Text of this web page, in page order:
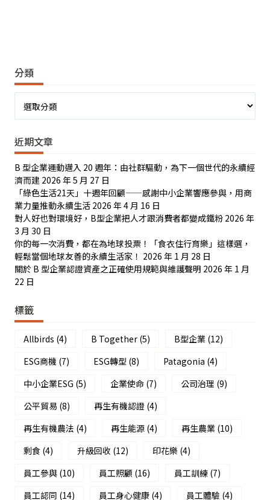
分類
類
近期文章
B 型企業運動邁入 20 週年：由社群驅動，為下一個世代的永續經
濟而建 2026 年 5 月 27 日
「綠色生活21天」十週年回顧——感謝中小企業響應參與，用商
業力量推動永續生活 2026 年 4 月 16 日
對人好也對環境好，B型企業把人才跟消費者都變成鐵粉 2026 年
3 月 30 日
你的每一次消費，都在為地球投票！「食衣住行育樂」這樣選，
輕鬆當個地球友善的永續生活家！ 2026 年 1 月 28 日
關於 B 型企業認證資產之正確使用規範與維護聲明 2026 年 1 月
22 日
標籤
Allbirds (4) B Together (5) B型企業 (12)
ESG商機 (7) ESG轉型 (8) Patagonia (4)
中小企業ESG (5) 企業使命 (7) 公司治理 (9)
公平貿易 (8) 再生有機認證 (4)
再生有機農法 (4) 再生能源 (4) 再生農業 (10)
剩食 (4) 升級回收 (12) 印花樂 (4)
員工參與 (10) 員工照顧 (16) 員工訓練 (7)
員工認同 (14) 員工身心健康 (4) 員工體驗 (4)